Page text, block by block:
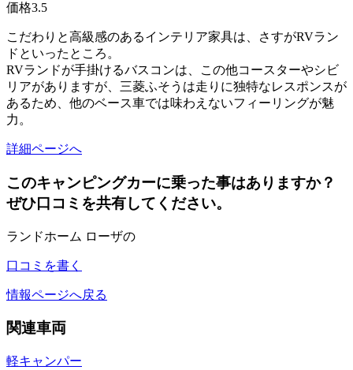
価格3.5
こだわりと高級感のあるインテリア家具は、さすがRVラン
ドといったところ。
RVランドが手掛けるバスコンは、この他コースターやシビ
リアがありますが、三菱ふそうは走りに独特なレスポンスが
あるため、他のベース車では味わえないフィーリングが魅
力。
詳細ページへ
このキャンピングカーに乗った事はありますか？
ぜひ口コミを共有してください。
ランドホーム ローザの
口コミを書く
情報ページへ戻る
関連車両
軽キャンパー